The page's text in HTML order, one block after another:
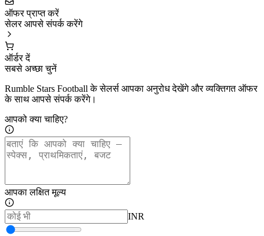
ऑफर प्राप्त करें
सेलर आपसे संपर्क करेंगे
ऑर्डर दें
सबसे अच्छा चुनें
Rumble Stars Football के सेलर्स आपका अनुरोध देखेंगे और व्यक्तिगत ऑफर
के साथ आपसे संपर्क करेंगे।
आपको क्या चाहिए?
आपका लक्षित मूल्य
INR